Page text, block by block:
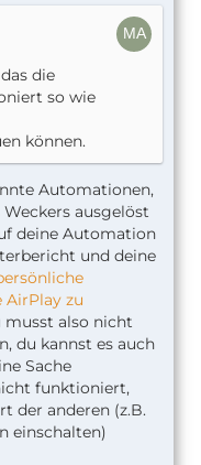
die
so wie
können.
Automationen,
ausgelöst
deine Automation
und deine
AirPlay zu
musst also nicht
du kannst es auch
Sache
funktioniert,
der anderen (z.B.
einschalten)